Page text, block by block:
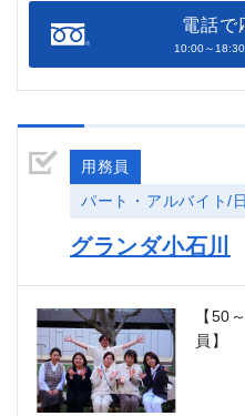
電話で
10:00～18:30
用務員
パート・アルバイト/
グランダ小石川
【50
員】